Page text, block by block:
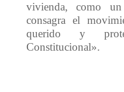
vivienda, como
consagra el
querido y
Constitucional».